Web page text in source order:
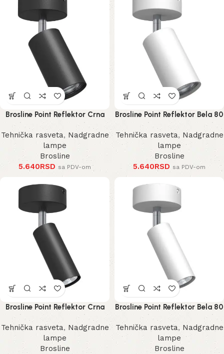
Brosline Point Reflektor Crna
80 mm 170 mm 2286 mm
Tehnička rasveta, Nadgradne
lampe
Brosline
5.640RSD sa PDV-om
Brosline Point Reflektor Bela 80
mm 170 mm 2287 mm
Tehnička rasveta, Nadgradne
lampe
Brosline
5.640RSD sa PDV-om
Brosline Point Reflektor Crna
80 mm 170 mm 2284 mm
Tehnička rasveta, Nadgradne
lampe
Brosline
Brosline Point Reflektor Bela 80
mm 170 mm 2285 mm
Tehnička rasveta, Nadgradne
lampe
Brosline